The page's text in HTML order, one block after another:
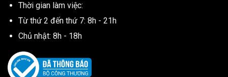
Thời gian làm việc:
Từ thứ 2 đến thứ 7: 8h - 21h
Chủ nhật: 8h - 18h